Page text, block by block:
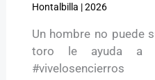
Hontalbilla |2026
Un hombre no puede
toro le ayuda a
#vivelosencierros